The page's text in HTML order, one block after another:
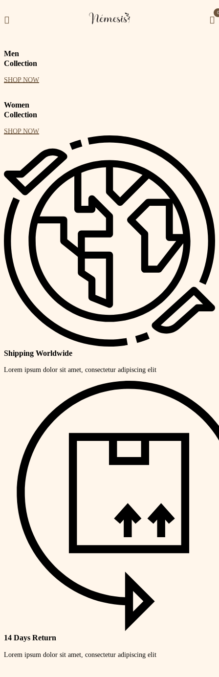
0
Men
Collection
SHOP NOW
Women
Collection
SHOP NOW
Shipping Worldwide
Lorem ipsum dolor sit amet, consectetur adipiscing elit
14 Days Return
Lorem ipsum dolor sit amet, consectetur adipiscing elit